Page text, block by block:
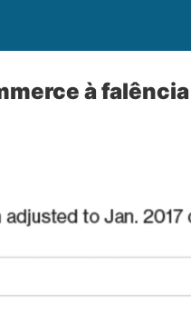
à falência